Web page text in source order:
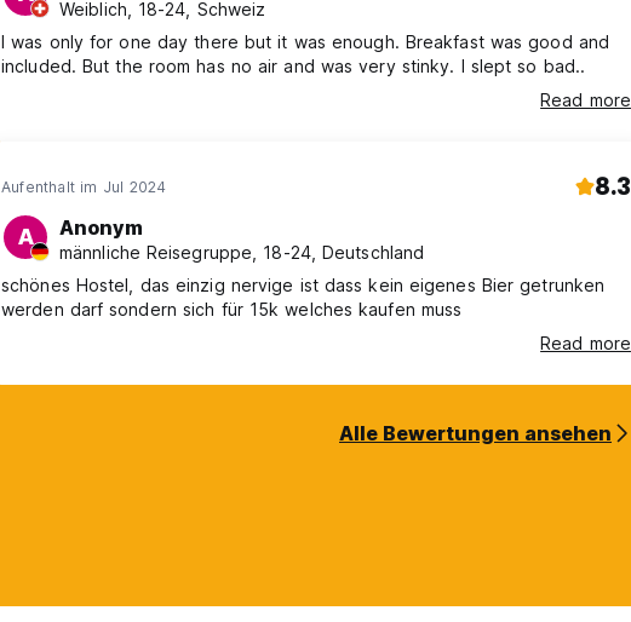
Weiblich, 18-24, Schweiz
I was only for one day there but it was enough. Breakfast was good and
included. But the room has no air and was very stinky. I slept so bad..
Read more
Aufenthalt im Jul 2024 8.3
A Anonym
männliche Reisegruppe, 18-24, Deutschland
schönes Hostel, das einzig nervige ist dass kein eigenes Bier getrunken
werden darf sondern sich für 15k welches kaufen muss
Read more
Alle Bewertungen ansehen